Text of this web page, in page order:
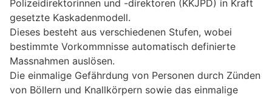
Polizeidirektorinnen und -direktoren (KKJPD) in Kraft
gesetzte Kaskadenmodell.
Dieses besteht aus verschiedenen Stufen, wobei
bestimmte Vorkommnisse automatisch definierte
Massnahmen auslösen.
Die einmalige Gefährdung von Personen durch Zünden
von Böllern und Knallkörpern sowie das einmalige